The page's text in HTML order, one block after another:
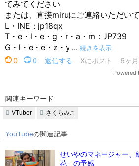
関連キーワード
VTuber さくらみこ
YouTubeの関連記事
せいやのマネージャー、
花」の予感